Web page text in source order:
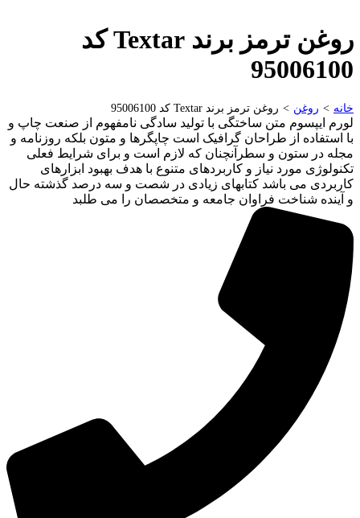
روغن ترمز برند Textar کد
95006100
خانه > روغن > روغن ترمز برند Textar کد 95006100
لورم ایپسوم متن ساختگی با تولید سادگی نامفهوم از صنعت چاپ و
با استفاده از طراحان گرافیک است چاپگرها و متون بلکه روزنامه و
مجله در ستون و سطرآنچنان که لازم است و برای شرایط فعلی
تکنولوژی مورد نیاز و کاربردهای متنوع با هدف بهبود ابزارهای
کاربردی می باشد کتابهای زیادی در شصت و سه درصد گذشته حال
و آینده شناخت فراوان جامعه و متخصصان را می طلبد